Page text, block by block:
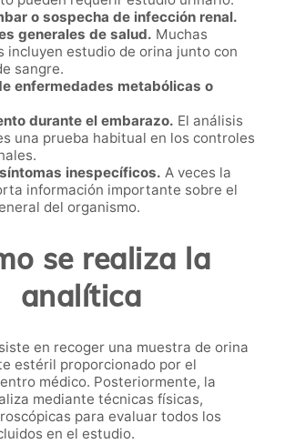
o sospecha de infección renal.
generales de salud. Muchas
incluyen estudio de orina junto con
sangre.
enfermedades metabólicas o
durante el embarazo. El análisis
una prueba habitual en los controles
inespecíficos. A veces la
información importante sobre el
del organismo.
se realiza la
analítica
en recoger una muestra de orina
estéril proporcionado por el
médico. Posteriormente, la
mediante técnicas físicas,
para evaluar todos los
en el estudio.